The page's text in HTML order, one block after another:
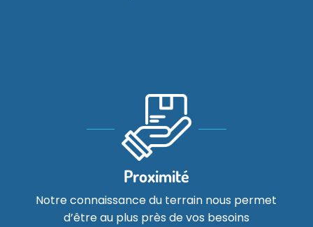
Proximité
Notre connaissance du terrain nous permet
d’être au plus près de vos besoins